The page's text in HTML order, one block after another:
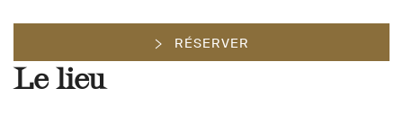
RÉSERVER
Le lieu